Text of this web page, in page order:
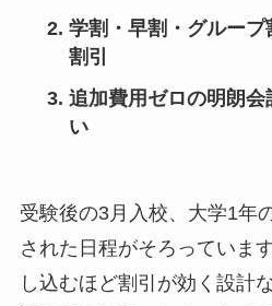
学割・早割・グルー
割引
追加費用ゼロの明朗
い
受験後の3月入校、大学1年
された日程がそろっていま
し込むほど割引が効く設計な